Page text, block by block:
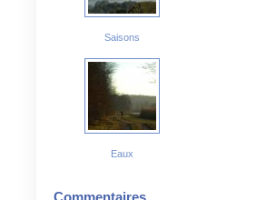
Saisons
Eaux
Commentaires